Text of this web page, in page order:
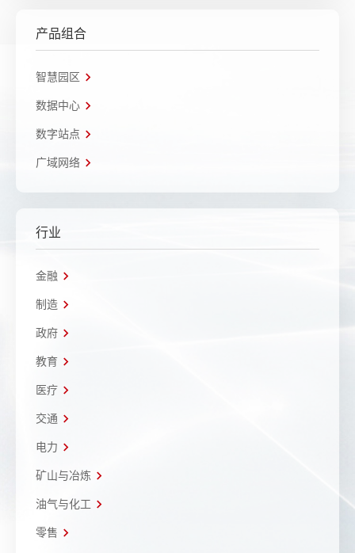
产品组合
智慧园区
数据中心
数字站点
广域网络
行业
金融
制造
政府
教育
医疗
交通
电力
矿山与冶炼
油气与化工
零售